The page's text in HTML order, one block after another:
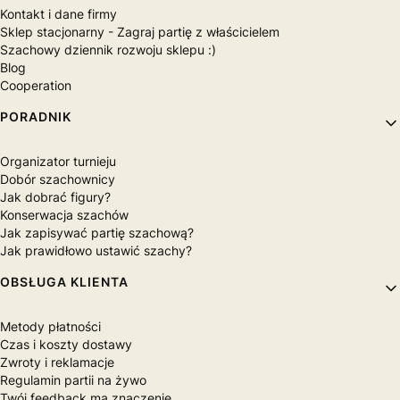
Kontakt i dane firmy
Sklep stacjonarny - Zagraj partię z właścicielem
Szachowy dziennik rozwoju sklepu :)
Blog
Cooperation
PORADNIK
Organizator turnieju
Dobór szachownicy
Jak dobrać figury?
Konserwacja szachów
Jak zapisywać partię szachową?
Jak prawidłowo ustawić szachy?
OBSŁUGA KLIENTA
Metody płatności
Czas i koszty dostawy
Zwroty i reklamacje
Regulamin partii na żywo